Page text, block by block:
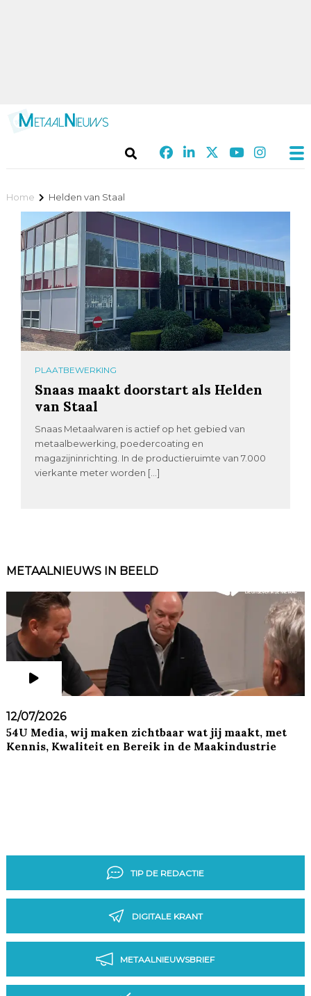
Home Helden van Staal
PLAATBEWERKING
Snaas maakt doorstart als Helden
van Staal
Snaas Metaalwaren is actief op het gebied van
metaalbewerking, poedercoating en
magazijninrichting. In de productieruimte van 7.000
vierkante meter worden […]
METAALNIEUWS IN BEELD
12/07/2026
54U Media, wij maken zichtbaar wat jij maakt, met
Kennis, Kwaliteit en Bereik in de Maakindustrie
TIP DE REDACTIE
DIGITALE KRANT
METAALNIEUWSBRIEF